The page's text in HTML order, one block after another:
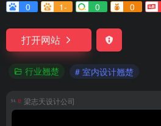
0
1- 0 0
打开网站
行业翘楚 # 室内设计翘楚
梁志天设计公司